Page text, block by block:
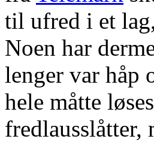
til ufred i et
Noen har
lenger var håp
hele måtte
fredlausslåtter,